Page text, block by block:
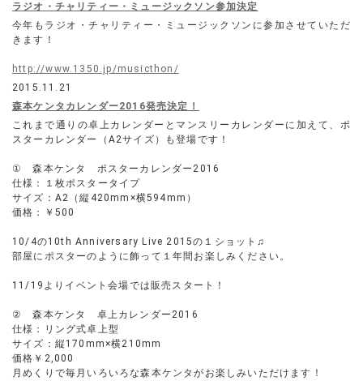
ラジオ・チャリティー・ミュージックソン参加決定
今年もラジオ・チャリティー・ミュージックソンに参加させていただ
きます！
http://www.1350.jp/musicthon/
2015.11.21
森本ケンタカレンダー2016発売決定！
これまで通りの卓上カレンダーとマンスリーカレンダーに加えて、ポ
スターカレンダー（A2サイズ）も登場です！
① 森本ケンタ ポスターカレンダー2016
仕様：１枚ポスタータイプ
サイズ：A2（縦420mm×横594mm）
価格：￥500
10/4の10th Anniversary Live 2015の１ショット♫
部屋にポスターのように飾って１年間お楽しみください。
11/19よりイベント会場では販売スタート！
② 森本ケンタ 卓上カレンダー2016
仕様：リング式卓上型
サイズ：縦170mm×横210mm
価格￥2,000
月めくりで毎月いろいろな森本ケンタがお楽しみいただけます！